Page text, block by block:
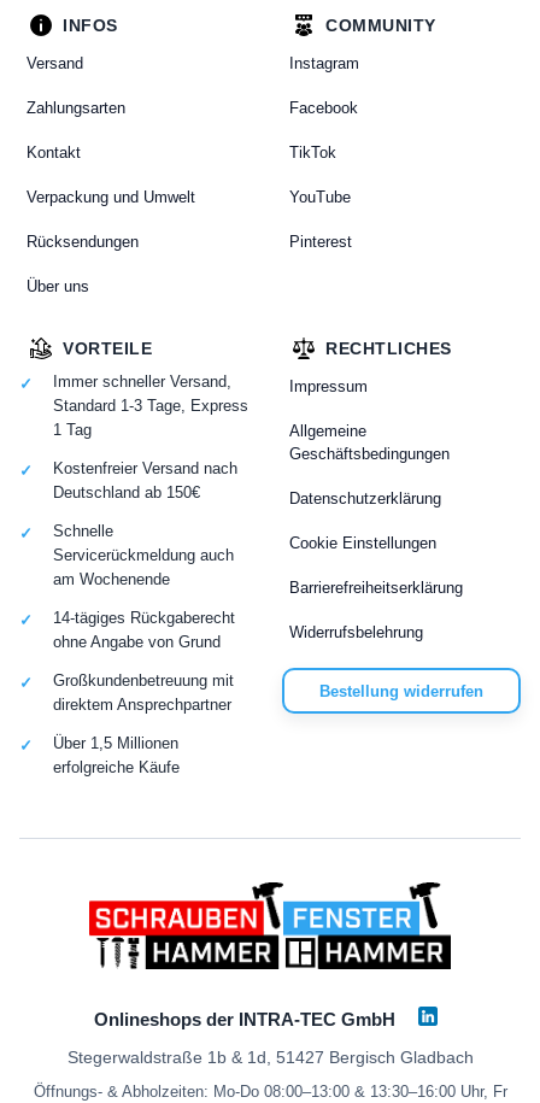
INFOS
Versand
Zahlungsarten
Kontakt
Verpackung und Umwelt
Rücksendungen
Über uns
COMMUNITY
Instagram
Facebook
TikTok
YouTube
Pinterest
RECHTLICHES
Impressum
Allgemeine
Geschäftsbedingungen
Datenschutzerklärung
Cookie Einstellungen
Barrierefreiheitserklärung
Widerrufsbelehrung
Bestellung widerrufen
VORTEILE
Immer schneller Versand,
Standard 1-3 Tage, Express
1 Tag
Kostenfreier Versand nach
Deutschland ab 150€
Schnelle
Servicerückmeldung auch
am Wochenende
14-tägiges Rückgaberecht
ohne Angabe von Grund
Großkundenbetreuung mit
direktem Ansprechpartner
Über 1,5 Millionen
erfolgreiche Käufe
Onlineshops der INTRA-TEC GmbH
Stegerwaldstraße 1b & 1d, 51427 Bergisch Gladbach
Öffnungs- & Abholzeiten: Mo-Do 08:00–13:00 & 13:30–16:00 Uhr, Fr